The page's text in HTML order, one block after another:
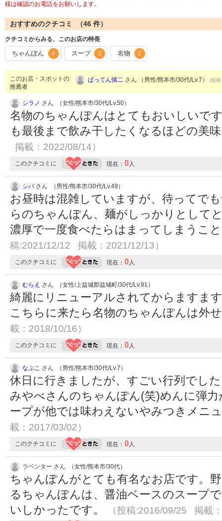
様は確認のお電話をお願いします。
おすすめのクチコミ （46 件）
クチコミからみる、このお店の特長
ちゃんぽん 4 スープ 3 名物 2
このお店・スポットの
推薦者
ばってん慎二 さん （男性/熊本市/30代/Lv.7） (投
シラノ さん （女性/熊本市/30代/Lv.50）
名物のちゃんぽんはとてもおいしいで
も最後まで飲み干したくなるほどの美
掲載：2022/08/14）
このクチコミに 現在： 0 人
シバさん （男性/熊本市/30代/Lv.49）
お昼時は混雑していますが、待ってで
らのちゃんぽん、麺がしっかりとして
濃厚で一度食べたらはまってしまうこ
稿:2021/12/12 掲載：2021/12/13）
このクチコミに 現在： 0 人
むらえ さん （女性/上益城郡益城町/30代/Lv.91）
綺麗にリニューアルされてからますま
こちらに来たら名物のちゃんぽんは外
載：2018/10/16）
このクチコミに 現在： 0 人
なぷこ さん （男性/熊本市/30代/Lv.7）
休日に行きましたが、すごい行列でし
みやべさんのちゃんぽん(笑)めんに弾
ープが他では味わえないやみつきメニ
載：2017/03/02）
このクチコミに 現在： 0 人
ラベンター さん （女性/熊本市/30代）
ちゃんぽんがとても有名なお店です。
るちゃんぽんは、醤油ベースのスープ
いしかったです。
（投稿:2016/09/25 掲載